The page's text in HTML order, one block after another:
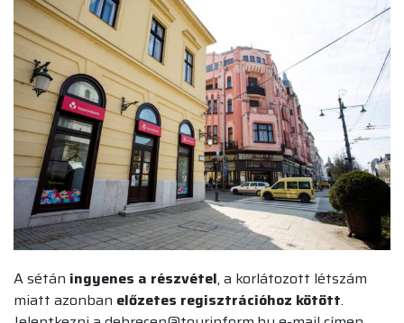
A sétán ingyenes a részvétel, a korlátozott létszám
miatt azonban előzetes regisztrációhoz kötött.